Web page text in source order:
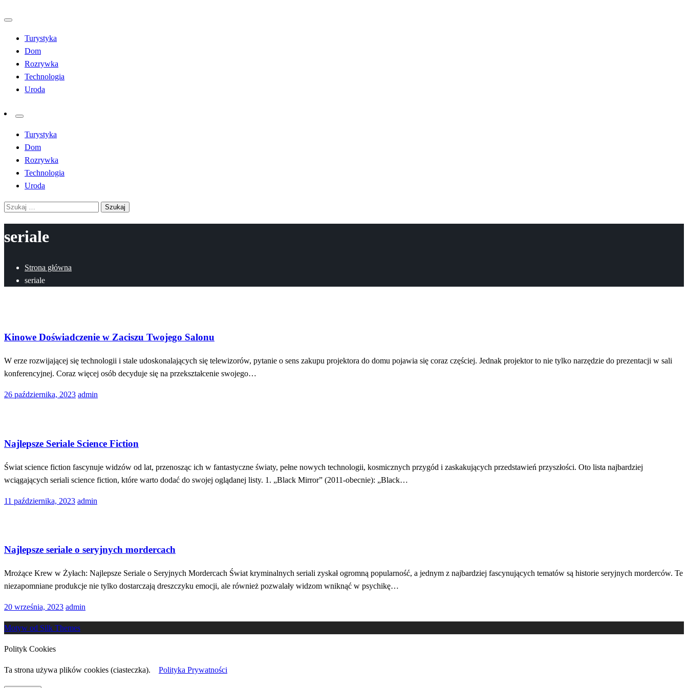
Przejdź
treści
Turystyka
Dom
Rozrywka
Technologia
Uroda
Turystyka
Dom
Rozrywka
Technologia
Uroda
Szukaj:
seriale
Strona główna
seriale
Kinowe Doświadczenie w Zaciszu Twojego Salonu
W erze rozwijającej się technologii i stale udoskonalających się telewizorów, pytanie o sens zakupu projektora do domu pojawia się coraz częściej. Jednak projektor to nie tylko narzędzie do prezentacji w sali
konferencyjnej. Coraz więcej osób decyduje się na przekształcenie swojego…
Opublikowane
26 października, 2023 admin
Najlepsze Seriale Science Fiction
Świat science fiction fascynuje widzów od lat, przenosząc ich w fantastyczne światy, pełne nowych technologii, kosmicznych przygód i zaskakujących przedstawień przyszłości. Oto lista najbardziej
wciągających seriali science fiction, które warto dodać do swojej oglądanej listy. 1. „Black Mirror” (2011-obecnie): „Black…
Opublikowane
11 października, 2023 admin
Najlepsze seriale o seryjnych mordercach
Mrożące Krew w Żyłach: Najlepsze Seriale o Seryjnych Mordercach Świat kryminalnych seriali zyskał ogromną popularność, a jednym z najbardziej fascynujących tematów są historie seryjnych morderców. Te
niezapomniane produkcje nie tylko dostarczają dreszczyku emocji, ale również pozwalały widzom wniknąć w psychikę…
Opublikowane
20 września, 2023 admin
Motyw od Silk Themes
Polityk Cookies
Ta strona używa plików cookies (ciasteczka). Polityka Prywatności